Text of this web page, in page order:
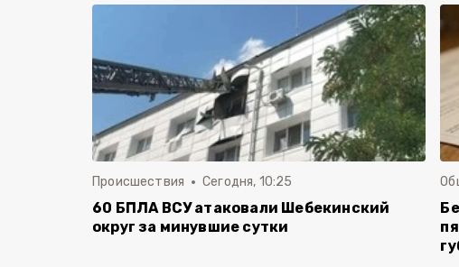
Происшествия Сегодня, 10:25
60 БПЛА ВСУ атаковали Шебекинский
округ за минувшие сутки